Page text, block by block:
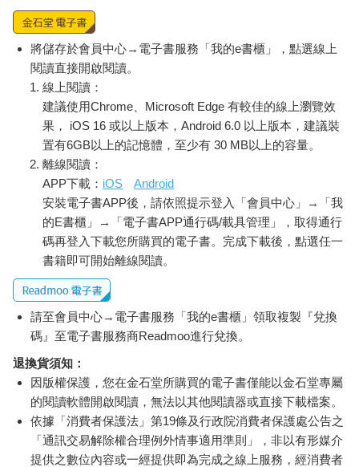
將儲存於會員中心→電子書服務「我的e書櫃」，點選線上
閱讀直接開啟閱讀。
線上閱讀：
建議使用Chrome、Microsoft Edge 有較佳的線上瀏覽效
果， iOS 16 或以上版本，Android 6.0 以上版本，建議裝
置有6GB以上的記憶體，至少有 30 MB以上的容量。
離線閱讀：
APP下載： iOS
Android
安裝電子書APP後，請依照提示登入「會員中心」→「我
的E書櫃」→「電子書APP通行碼/載具管理」，取得通行
碼再登入下載您所購買的電子書。完成下載後，點選任一
書籍即可開始離線閱讀。
請至會員中心→電子書服務「我的e書櫃」領取複製『兌換
碼』至電子書服務商Readmoo進行兌換。
退換貨須知：
因版權保護，您在金石堂所購買的電子書僅能以金石堂專屬
的閱讀軟體開啟閱讀，無法以其他閱讀器或直接下載檔案。
依據「消費者保護法」第19條及行政院消費者保護處公告之
「通訊交易解除權合理例外情事適用準則」，非以有形媒介
提供之數位內容或一經提供即為完成之線上服務，經消費者